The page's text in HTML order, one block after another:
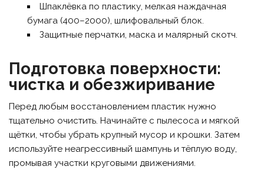
Шпаклёвка по пластику, мелкая наждачная
бумага (400–2000), шлифовальный блок.
Защитные перчатки, маска и малярный скотч.
Подготовка поверхности:
чистка и обезжиривание
Перед любым восстановлением пластик нужно
тщательно очистить. Начинайте с пылесоса и мягкой
щётки, чтобы убрать крупный мусор и крошки. Затем
используйте неагрессивный шампунь и тёплую воду,
промывая участки круговыми движениями.